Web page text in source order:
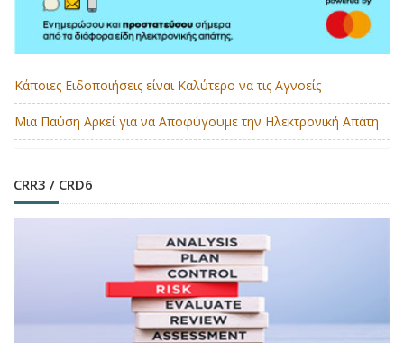
Κάποιες Ειδοποιήσεις είναι Καλύτερο να τις Αγνοείς
Μια Παύση Αρκεί για να Αποφύγουμε την Ηλεκτρονική Απάτη
CRR3 / CRD6